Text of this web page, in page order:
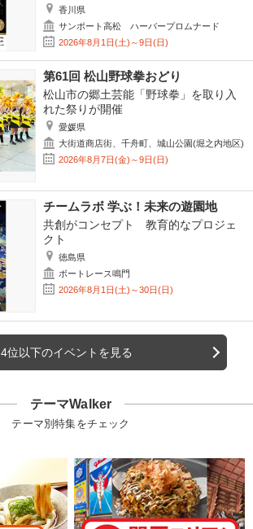
香川県
サンポート高松 ハーバープロムナード
2026年8月1日(土)～9日(日)
第61回 松山野球拳おどり
松山市の郷土芸能「野球拳」を取り入
れた祭りが開催
愛媛県
大街道商店街、千舟町、城山公園(堀之内地区)
2026年8月7日(金)～9日(日)
チームラボ 学ぶ！未来の遊園地
共創がコンセプト 教育的なプロジェ
クト
徳島県
ボートレース鳴門
2026年8月1日(土)～30日(日)
4位以下のイベントを見る
テーマWalker
テーマ別特集をチェック